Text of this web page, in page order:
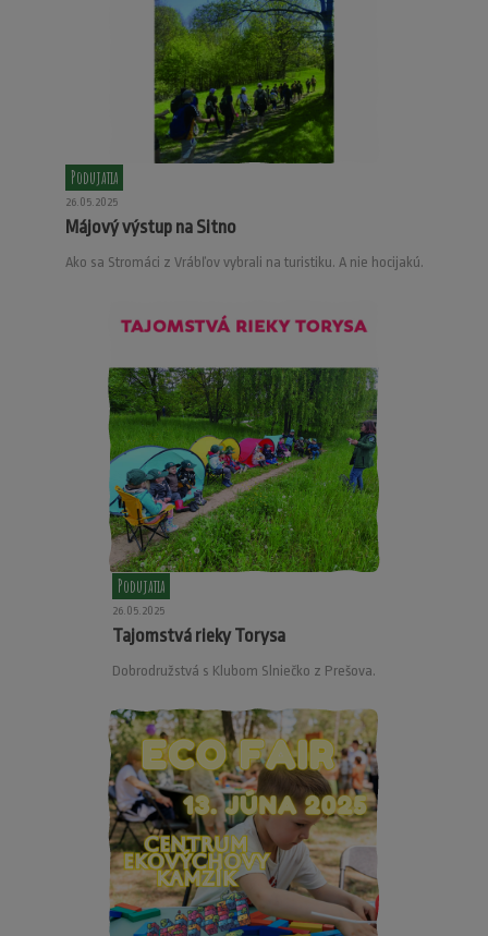
Podujatia
26.05.2025
Májový výstup na Sitno
Ako sa Stromáci z Vrábľov vybrali na turistiku. A nie hocijakú.
Podujatia
26.05.2025
Tajomstvá rieky Torysa
Dobrodružstvá s Klubom Slniečko z Prešova.